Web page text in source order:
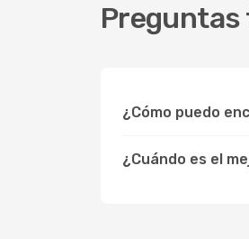
Preguntas
¿Cómo puedo
¿Cuándo es el